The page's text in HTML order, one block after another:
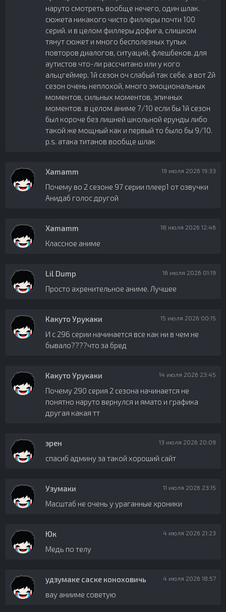
наруто смотреть вообще нечего, один шлак.
сюжета никакого чисто филлеры почти 100
серий. и в целом филлеры дофига, слишком
тянут сюжет и много бесполезных тупых
повторов диалогов, ситуаций, флешбеков. для
аутистов что-ли рассчитано или у кого
альцгеймер. 1й сезон оч слабый так себе. а вот 2й
сезон очень неплохой, много эмоциональных
моментов, сильных моментов, эпичных
моментов. в целом аниме 7/10 если бы 1й сезон
был короче без лишней школьной ерунды либо
такой же мощный как и первый то было бы 9/10.
p.s. атака титанов вообще шлак
Xamamm 19 июля 2026 19:33
Почему во 2 сезоне 97 серии плеер1 от озвучки
Анидаб голос другой
Xamamm 18 июля 2026 12:46
Классное аниме
Lil Dump 16 июля 2026 01:19
Просто ахренительное аниме. Лучшее
Какуто Урукаки 15 июля 2026 00:15
И с 296 серии начинается все как ни в чем не
бывало????что за бред
Какуто Урукаки 14 июля 2026 23:45
Почему 290 серия 2 сезона начинается не
понятно наруто вернулся и ямато и графика
другая какая тт
эрен 13 июля 2026 20:09
спасиб админу за такой хороший сайт
Узумаки 11 июля 2026 23:15
Масштаб не очень у ураганные хроники
Юк 4 июля 2026 21:23
Медь по телу
удзумаке саске коноховичь 4 июля 2026 18:57
вау анииме советую